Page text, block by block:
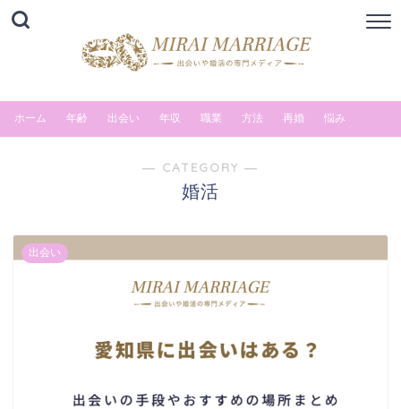
ホーム 年齢 出会い 年収 職業 方法 再婚 悩み
― CATEGORY ―
婚活
出会い